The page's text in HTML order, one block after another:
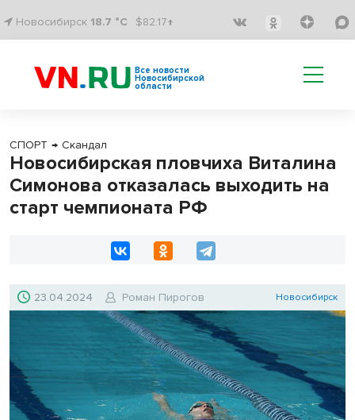
Новосибирск 18.7 °C $82.17↑
Все новости
Новосибирской
области
СПОРТ → Скандал
Новосибирская пловчиха Виталина
Симонова отказалась выходить на
старт чемпионата РФ
23.04.2024 Роман Пирогов Новосибирск